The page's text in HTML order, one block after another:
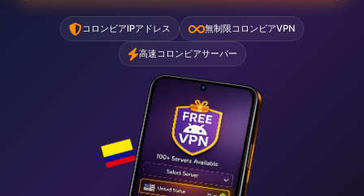
コロンビアIPアドレス 無制限コロンビアVPN
高速コロンビアサーバー